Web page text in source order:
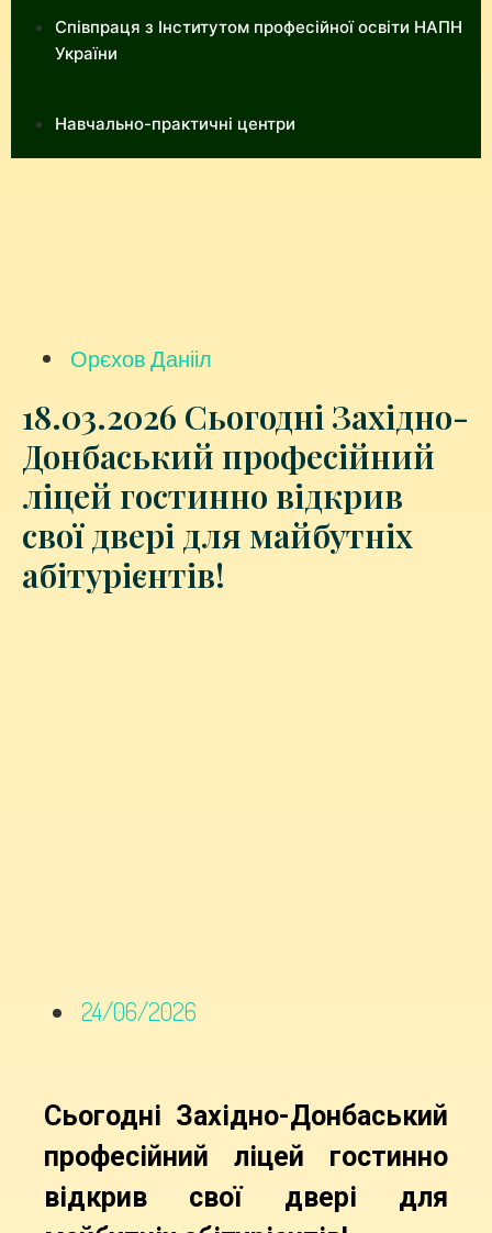
Співпраця з Інститутом професійної освіти НАПН
України
Навчально-практичні центри
Орєхов Данііл
18.03.2026 Сьогодні Західно-
Донбаський професійний
ліцей гостинно відкрив
свої двері для майбутніх
абітурієнтів!
24/06/2026
Сьогодні Західно-Донбаський
професійний ліцей гостинно
відкрив свої двері для